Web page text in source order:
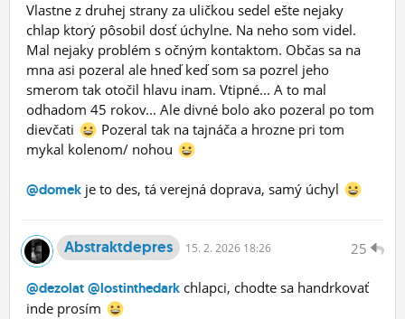
Vlastne z druhej strany za uličkou sedel ešte nejaky
chlap ktorý pôsobil dosť úchylne. Na neho som videl.
Mal nejaky problém s očným kontaktom. Občas sa na
mna asi pozeral ale hneď keď som sa pozrel jeho
smerom tak otočil hlavu inam. Vtipné... A to mal
odhadom 45 rokov... Ale divné bolo ako pozeral po tom
dievčati
Pozeral tak na tajnáča a hrozne pri tom
mykal kolenom/ nohou
@domek je to des, tá verejná doprava, samý úchyl
25
Abstraktdepres 15. 2. 2026 18:26
@dezolat @lostinthedark chlapci, chodte sa handrkovať
inde prosím